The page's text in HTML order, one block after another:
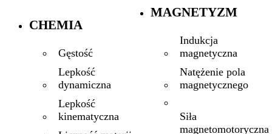
CHEMIA
Gęstość
Lepkość
dynamiczna
Lepkość
kinematyczna
MAGNETYZM
Indukcja
magnetyczna
Natężenie pola
magnetycznego
Siła
magnetomotoryczna